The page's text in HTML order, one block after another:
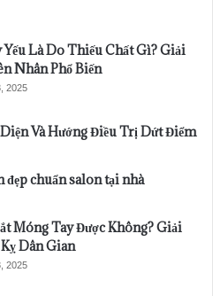
Là Do Thiếu Chất Gì? Giải
Nhân Phổ Biến
2025
Và Hướng Điều Trị Dứt Điểm
đẹp chuẩn salon tại nhà
Móng Tay Được Không? Giải
Dân Gian
2025